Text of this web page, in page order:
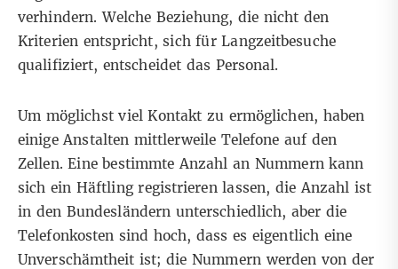
verhindern. Welche Beziehung, die nicht den
Kriterien entspricht, sich für Langzeitbesuche
qualifiziert, entscheidet das Personal.
Um möglichst viel Kontakt zu ermöglichen, haben
einige Anstalten mittlerweile Telefone auf den
Zellen. Eine bestimmte Anzahl an Nummern kann
sich ein Häftling registrieren lassen, die Anzahl ist
in den Bundesländern unterschiedlich, aber die
Telefonkosten sind hoch, dass es eigentlich eine
Unverschämtheit ist; die Nummern werden von der